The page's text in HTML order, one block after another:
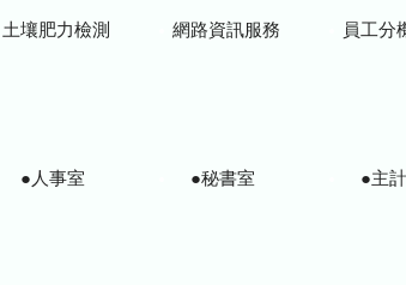
土壤肥力檢測 網路資訊服務 員工分
●人事室 ●秘書室 ●主